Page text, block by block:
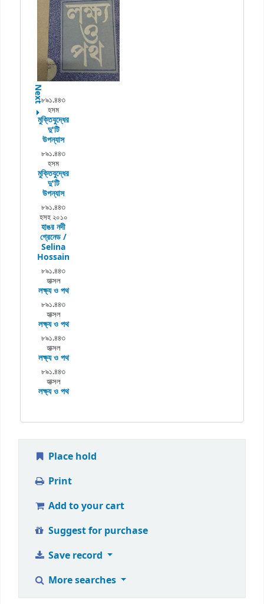
Next৮৯১.৪৪৩
হসম
মুক্তিযুদ্ধের
দু'টি
উপন্যাস
৮৯১.৪৪৩
হসম
মুক্তিযুদ্ধের
দু'টি
উপন্যাস
৮৯১.৪৪৩
হসহ ২০১০
হাঙর নদী
গ্রেনেড /
Selina
Hossain
৮৯১.৪৪৩
হাক্সল
লক্ষ্য ও পথ
৮৯১.৪৪৩
হাক্সল
লক্ষ্য ও পথ
৮৯১.৪৪৩
হাক্সল
লক্ষ্য ও পথ
৮৯১.৪৪৩
হাক্সল
লক্ষ্য ও পথ
Place hold
Print
Add to your cart
Suggest for purchase
Save record
More searches